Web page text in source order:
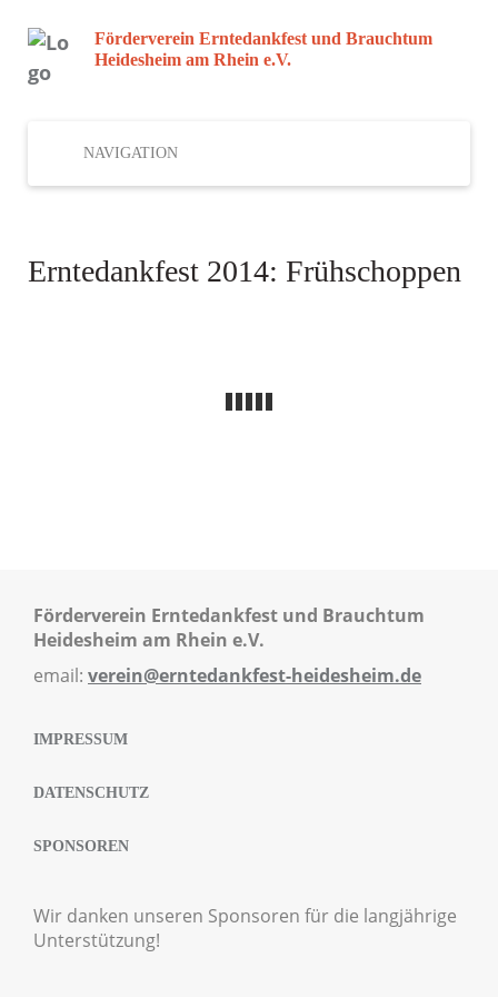
Förderverein Erntedankfest und Brauchtum
Heidesheim am Rhein e.V.
NAVIGATION
Erntedankfest 2014: Frühschoppen
Förderverein Erntedankfest und Brauchtum
Heidesheim am Rhein e.V.
email: verein@erntedankfest-heidesheim.de
IMPRESSUM
DATENSCHUTZ
SPONSOREN
Wir danken unseren Sponsoren für die langjährige
Unterstützung!